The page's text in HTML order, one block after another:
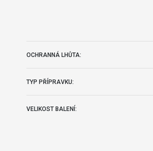
OCHRANNÁ LHŮTA:
TYP PŘÍPRAVKU:
VELIKOST BALENÍ: